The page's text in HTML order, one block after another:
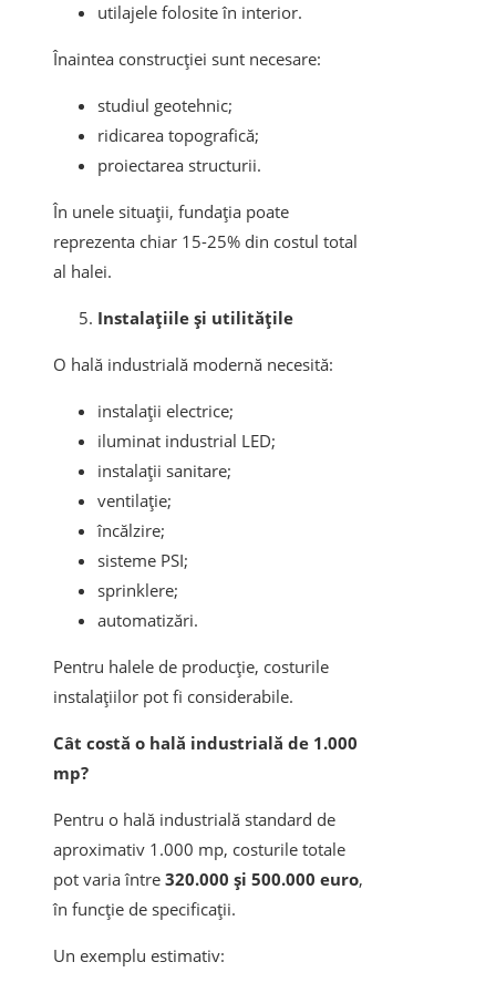
utilajele folosite în interior.
Înaintea construcției sunt necesare:
studiul geotehnic;
ridicarea topografică;
proiectarea structurii.
În unele situații, fundația poate
reprezenta chiar 15-25% din costul total
al halei.
Instalațiile și utilitățile
O hală industrială modernă necesită:
instalații electrice;
iluminat industrial LED;
instalații sanitare;
ventilație;
încălzire;
sisteme PSI;
sprinklere;
automatizări.
Pentru halele de producție, costurile
instalațiilor pot fi considerabile.
Cât costă o hală industrială de 1.000
mp?
Pentru o hală industrială standard de
aproximativ 1.000 mp, costurile totale
pot varia între 320.000 și 500.000 euro,
în funcție de specificații.
Un exemplu estimativ: